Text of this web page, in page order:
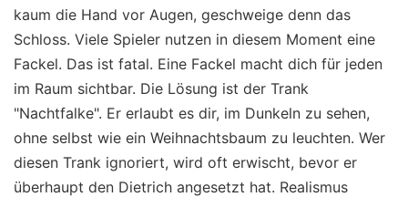
kaum die Hand vor Augen, geschweige denn das
Schloss. Viele Spieler nutzen in diesem Moment eine
Fackel. Das ist fatal. Eine Fackel macht dich für jeden
im Raum sichtbar. Die Lösung ist der Trank
"Nachtfalke". Er erlaubt es dir, im Dunkeln zu sehen,
ohne selbst wie ein Weihnachtsbaum zu leuchten. Wer
diesen Trank ignoriert, wird oft erwischt, bevor er
überhaupt den Dietrich angesetzt hat. Realismus